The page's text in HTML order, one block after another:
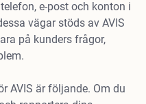
e-post och konton i
vägar stöds av AVIS
på kunders frågor,
AVIS är följande. Om du